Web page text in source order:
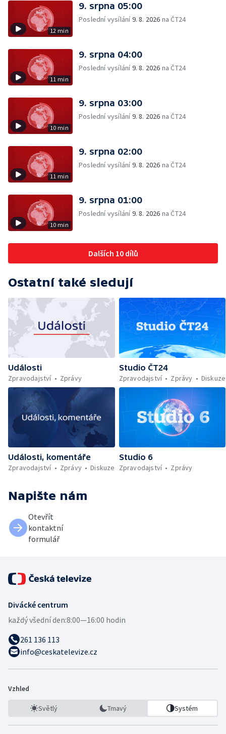
12 min
9. srpna 05:00
Poslední vysílání9. 8. 2026 na ČT24
11 min
9. srpna 04:00
Poslední vysílání9. 8. 2026 na ČT24
10 min
9. srpna 03:00
Poslední vysílání9. 8. 2026 na ČT24
11 min
9. srpna 02:00
Poslední vysílání9. 8. 2026 na ČT24
10 min
9. srpna 01:00
Poslední vysílání9. 8. 2026 na ČT24
Dalších 10 dílů
Ostatní také sledují
Události
Zpravodajství
Zprávy
Studio ČT24
Zpravodajství
Zprávy Diskuze
Události, komentáře
Zpravodajství
Zprávy Diskuze
Studio 6
Zpravodajství
Zprávy
Napište nám
Otevřít
kontaktní
formulář
Divácké centrum
každý všední den:8:00—16:00 hodin
261 136 113
info@ceskatelevize.cz
Vzhled
Světlý Tmavý Systém